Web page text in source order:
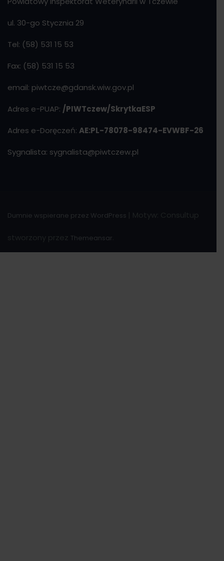
ul. 30-go Stycznia 29
Tel: (58) 531 15 53
Fax: (58) 531 15 53
email: piwtcze@gdansk.wiw.gov.pl
Adres e-PUAP: /PIWTczew/SkrytkaESP
Adres e-Doręczeń: AE:PL-78078-98474-EVWBF-26
Sygnalista: sygnalista@piwtczew.pl
Dumnie wspierane przez WordPress
Themeansar